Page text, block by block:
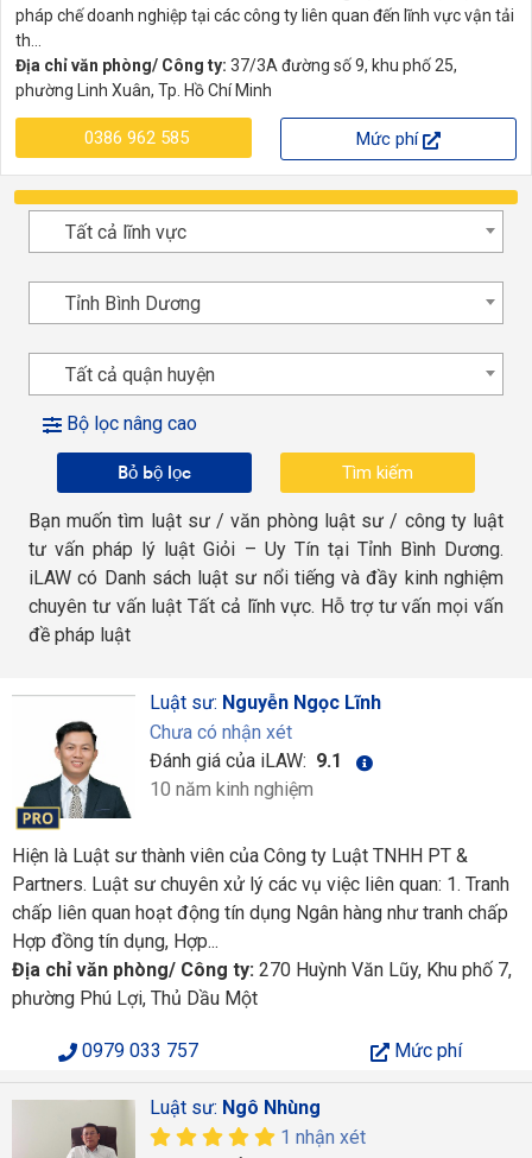
pháp chế doanh nghiệp tại các công ty liên quan đến lĩnh vực vận tải
th...
Địa chỉ văn phòng/ Công ty: 37/3A đường số 9, khu phố 25,
phường Linh Xuân, Tp. Hồ Chí Minh
0386 962 585 Mức phí
Tất cả lĩnh vực
Tỉnh Bình Dương
Tất cả quận huyện
Bộ lọc nâng cao
Bỏ bộ lọc
Bạn muốn tìm luật sư / văn phòng luật sư / công ty luật
tư vấn pháp lý luật Giỏi – Uy Tín tại Tỉnh Bình Dương.
iLAW có Danh sách luật sư nổi tiếng và đầy kinh nghiệm
chuyên tư vấn luật Tất cả lĩnh vực. Hỗ trợ tư vấn mọi vấn
đề pháp luật
Luật sư: Nguyễn Ngọc Lĩnh
Chưa có nhận xét
Đánh giá của iLAW: 9.1
10 năm kinh nghiệm
Hiện là Luật sư thành viên của Công ty Luật TNHH PT &
Partners. Luật sư chuyên xử lý các vụ việc liên quan: 1. Tranh
chấp liên quan hoạt động tín dụng Ngân hàng như tranh chấp
Hợp đồng tín dụng, Hợp...
Địa chỉ văn phòng/ Công ty: 270 Huỳnh Văn Lũy, Khu phố 7,
phường Phú Lợi, Thủ Dầu Một
0979 033 757 Mức phí
Luật sư: Ngô Nhùng
1 nhận xét